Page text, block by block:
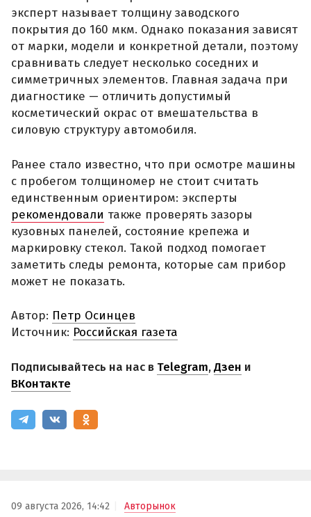
эксперт называет толщину заводского
покрытия до 160 мкм. Однако показания зависят
от марки, модели и конкретной детали, поэтому
сравнивать следует несколько соседних и
симметричных элементов. Главная задача при
диагностике — отличить допустимый
косметический окрас от вмешательства в
силовую структуру автомобиля.
Ранее стало известно, что при осмотре машины
с пробегом толщиномер не стоит считать
единственным ориентиром: эксперты
рекомендовали также проверять зазоры
кузовных панелей, состояние крепежа и
маркировку стекол. Такой подход помогает
заметить следы ремонта, которые сам прибор
может не показать.
Автор: Петр Осинцев
Источник: Российская газета
Подписывайтесь на нас в Telegram,Дзен и
ВКонтакте
09 августа 2026, 14:42 Авторынок